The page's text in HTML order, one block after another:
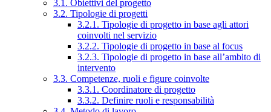
3.1. Obiettivi del progetto
3.2. Tipologie di progetti
3.2.1. Tipologie di progetto in base agli attori
coinvolti nel servizio
3.2.2. Tipologie di progetto in base al focus
3.2.3. Tipologie di progetto in base all’ambito di
intervento
3.3. Competenze, ruoli e figure coinvolte
3.3.1. Coordinatore di progetto
3.3.2. Definire ruoli e responsabilità